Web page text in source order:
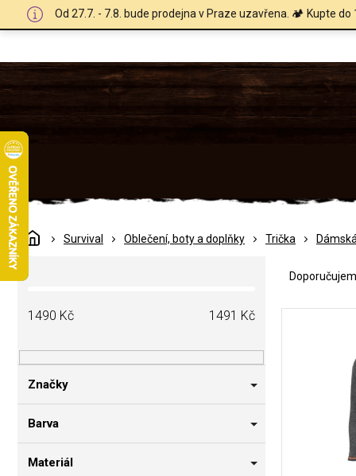
Od 27.7. - 7.8. bude prodejna v Praze uzavřena. 🏕️ Kupte
DomůSurvival Oblečení, boty a doplňky Trička Dámská
P
o
a
n
í
a
1490 Kč 1491 Kč
Značky
Barva
Materiál
e